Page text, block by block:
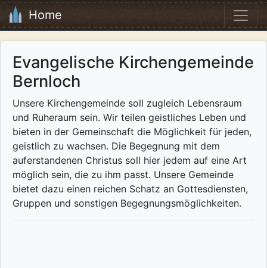
Home
Evangelische Kirchengemeinde
Bernloch
Unsere Kirchengemeinde soll zugleich Lebensraum
und Ruheraum sein. Wir teilen geistliches Leben und
bieten in der Gemeinschaft die Möglichkeit für jeden,
geistlich zu wachsen. Die Begegnung mit dem
auferstandenen Christus soll hier jedem auf eine Art
möglich sein, die zu ihm passt. Unsere Gemeinde
bietet dazu einen reichen Schatz an Gottesdiensten,
Gruppen und sonstigen Begegnungsmöglichkeiten.